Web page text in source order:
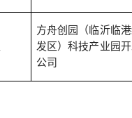
方舟创园（临沂临
发区）科技产业园
公司